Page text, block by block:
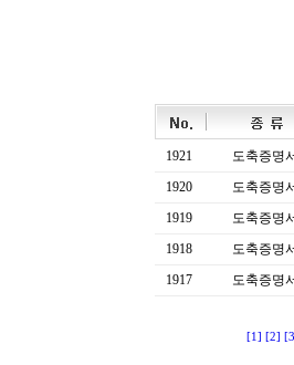
1921 도축증명
1920
도축증명
1919
도축증명
1918
도축증명
1917
도축증명
[1] [2]